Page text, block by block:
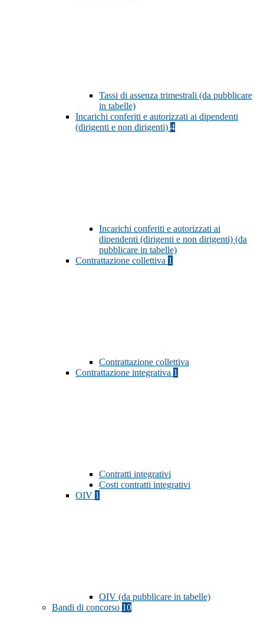
Tassi di assenza trimestrali (da pubblicare
in tabelle)
Incarichi conferiti e autorizzati ai dipendenti
(dirigenti e non dirigenti) 4
Incarichi conferiti e autorizzati ai
dipendenti (dirigenti e non dirigenti) (da
pubblicare in tabelle)
Contrattazione collettiva 1
Contrattazione collettiva
Contrattazione integrativa 1
Contratti integrativi
Costi contratti integrativi
OIV 1
OIV (da pubblicare in tabelle)
Bandi di concorso 10